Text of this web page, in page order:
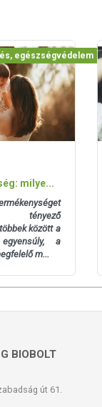
a
egészségvédelem
milye...
tényező
között a
a
m...
BIOBOLT
út 61.